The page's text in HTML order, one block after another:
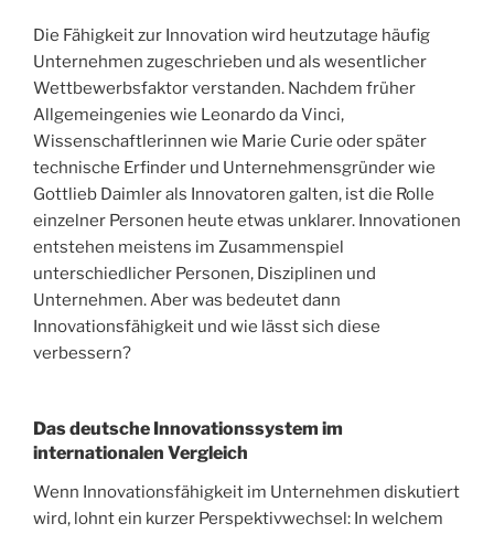
Die Fähigkeit zur Innovation wird heutzutage häufig
Unternehmen zugeschrieben und als wesentlicher
Wettbewerbsfaktor verstanden. Nachdem früher
Allgemeingenies wie Leonardo da Vinci,
Wissenschaftlerinnen wie Marie Curie oder später
technische Erfinder und Unternehmensgründer wie
Gottlieb Daimler als Innovatoren galten, ist die Rolle
einzelner Personen heute etwas unklarer. Innovationen
entstehen meistens im Zusammenspiel
unterschiedlicher Personen, Disziplinen und
Unternehmen. Aber was bedeutet dann
Innovationsfähigkeit und wie lässt sich diese
verbessern?
Das deutsche Innovationssystem im
internationalen Vergleich
Wenn Innovationsfähigkeit im Unternehmen diskutiert
wird, lohnt ein kurzer Perspektivwechsel: In welchem